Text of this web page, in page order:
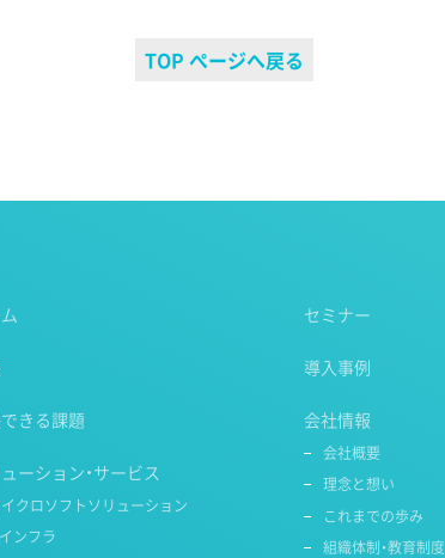
TOP ぺージへ戻る
きる課題
ーション・サービス
クロソフトソリューション
ンフラ
セミナー
導入事例
会社情報
会社概要
理念と想い
これまでの歩み
組織体制・教育制度